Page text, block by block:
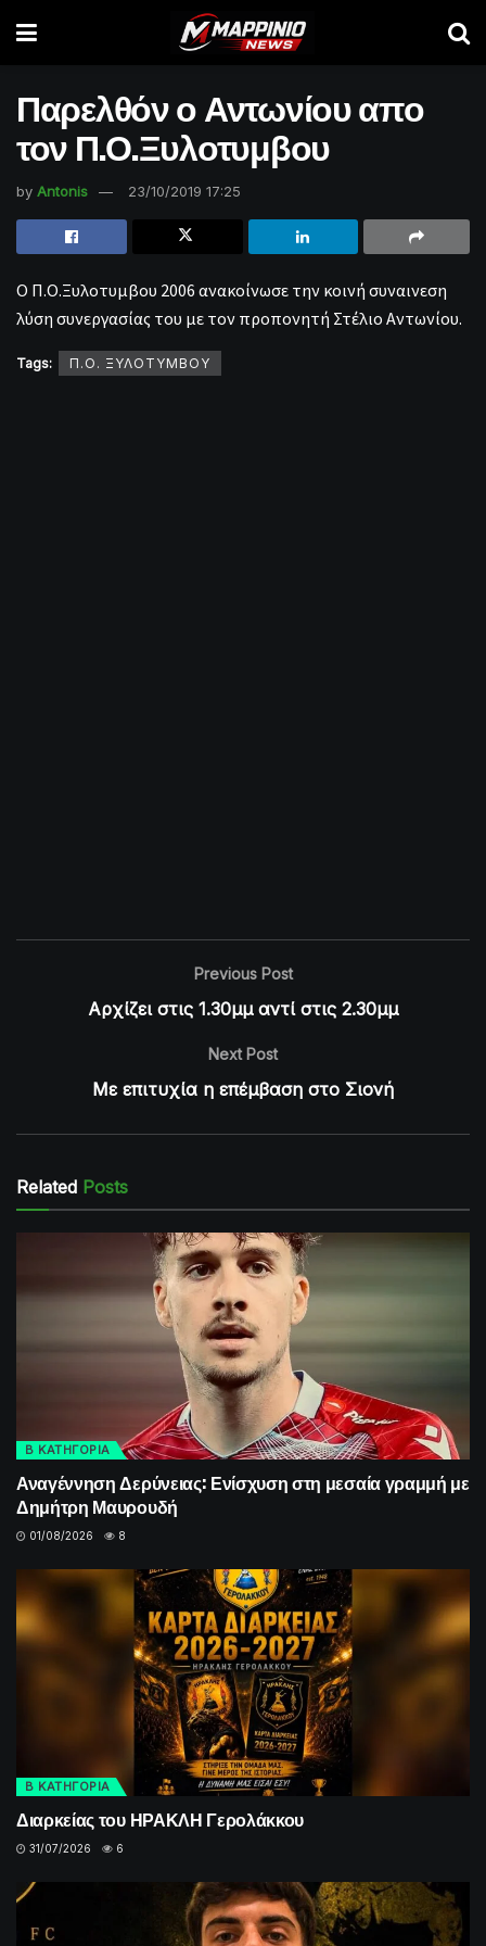
Παρελθόν ο Αντωνίου απο
τον Π.Ο.Ξυλοτυμβου
by Antonis 23/10/2019 17:25
Ο Π.Ο.Ξυλοτυμβου 2006 ανακοίνωσε την κοινή συναινεση
λύση συνεργασίας του με τον προπονητή Στέλιο Αντωνίου.
Tags: Π.Ο. ΞΥΛΟΤΥΜΒΟΥ
Previous Post
Αρχίζει στις 1.30μμ αντί στις 2.30μμ
Next Post
Με επιτυχία η επέμβαση στο Σιονή
Related Posts
Β ΚΑΤΗΓΟΡΙΑ
Αναγέννηση Δερύνειας: Ενίσχυση στη μεσαία γραμμή με
Δημήτρη Μαυρουδή
01/08/2026 8
Β ΚΑΤΗΓΟΡΙΑ
Διαρκείας του ΗΡΑΚΛΗ Γερολάκκου
31/07/2026 6